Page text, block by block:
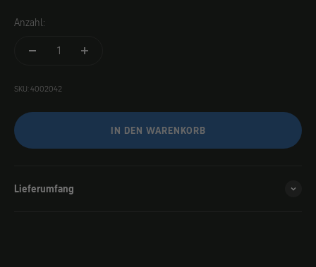
Anzahl:
SKU: 4002042
IN DEN WARENKORB
Lieferumfang